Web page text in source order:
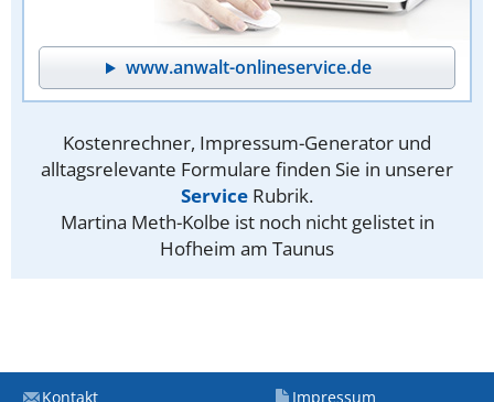
www.anwalt-onlineservice.de
Kostenrechner, Impressum-Generator und
alltagsrelevante Formulare finden Sie in unserer
Service Rubrik.
Martina Meth-Kolbe ist noch nicht gelistet in
Hofheim am Taunus
Kontakt Impressum